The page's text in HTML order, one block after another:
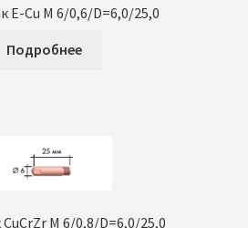
E-Cu M 6/0,6/D=6,0/25,0
Подробнее
M 6/0,8/D=6,0/25,0